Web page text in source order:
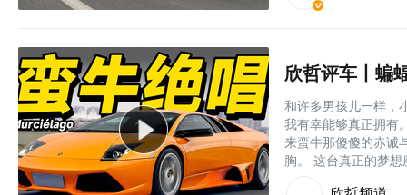
欣哲评车丨蝙
和许多男孩儿一样，
我有幸能够真正拥有
来蛮牛那傻傻的赤诚
胸。 这台真正的梦